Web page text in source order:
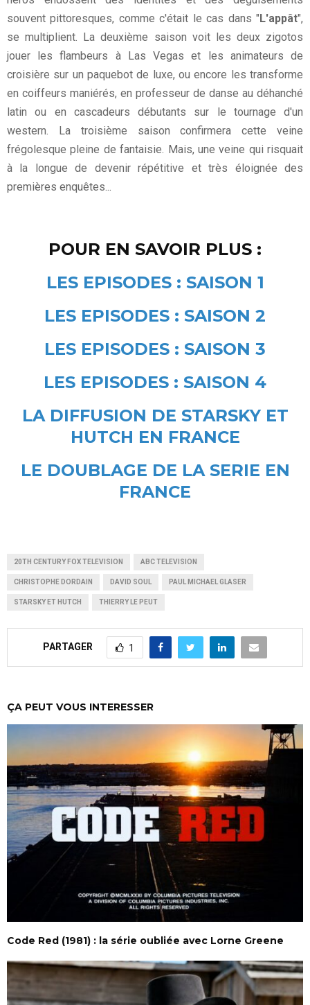
souvent pittoresques, comme c'était le cas dans "L'appât",
se multiplient. La deuxième saison voit les deux zigotos
jouer les flambeurs à Las Vegas et les animateurs de
croisière sur un paquebot de luxe, ou encore les transforme
en coiffeurs maniérés, en professeur de danse au déhanché
latin ou en cascadeurs débutants sur le tournage d'un
western. La troisième saison confirmera cette veine
frégolesque pleine de fantaisie. Mais, une veine qui risquait
à la longue de devenir répétitive et très éloignée des
premières enquêtes...
POUR EN SAVOIR PLUS :
LES EPISODES : SAISON 1
LES EPISODES : SAISON 2
LES EPISODES : SAISON 3
LES EPISODES : SAISON 4
LA DIFFUSION DE STARSKY ET
HUTCH EN FRANCE
LE DOUBLAGE DE LA SERIE EN
FRANCE
20TH CENTURY FOX TELEVISION ABC TELEVISION
CHRISTOPHE DORDAIN DAVID SOUL PAUL MICHAEL GLASER
STARSKY ET HUTCH THIERRY LE PEUT
PARTAGER 1
ÇA PEUT VOUS INTERESSER
Code Red (1981) : la série oubliée avec Lorne Greene